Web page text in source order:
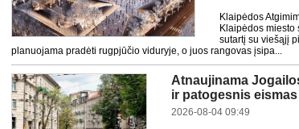
Klaipėdos
Klaipėdos miesto
sutartį su viešąjį
planuojama pradėti rugpjūčio viduryje, o juos rangovas įsipa...
Atnaujinama
ir patogesnis eismas
2026-08-04 09:49